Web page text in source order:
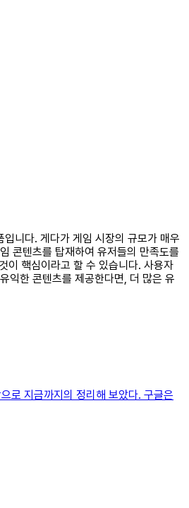
니다. 게다가 게임 시장의 규모가 매우
콘텐츠를 탑재하여 유저들의 만족도를
이 핵심이라고 할 수 있습니다. 사용자
익한 콘텐츠를 제공한다면, 더 많은 유
로 지금까지의 정리해 보았다. 구글은